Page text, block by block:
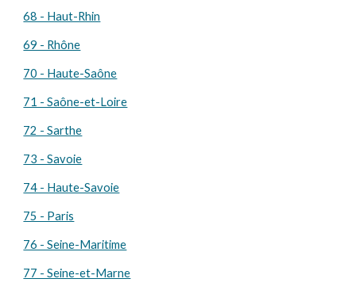
68 - Haut-Rhin
69 - Rhône
70 - Haute-Saône
71 - Saône-et-Loire
72 - Sarthe
73 - Savoie
74 - Haute-Savoie
75 - Paris
76 - Seine-Maritime
77 - Seine-et-Marne